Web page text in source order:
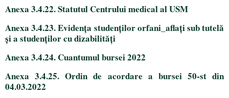
Anexa 3.4.22. Statutul Centrului medical al USM
Anexa 3.4.23. Evidența studenților orfani_aflați sub tutelă
și a studenților cu dizabilități
Anexa 3.4.24. Cuantumul bursei 2022
Anexa 3.4.25. Ordin de acordare a bursei 50-st din
04.03.2022